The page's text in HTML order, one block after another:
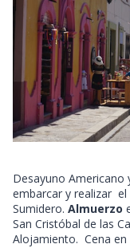
Desayuno
embarcar y realizar el
Sumidero. Almuerzo
San Cristóbal de las
Alojamiento. Cena en